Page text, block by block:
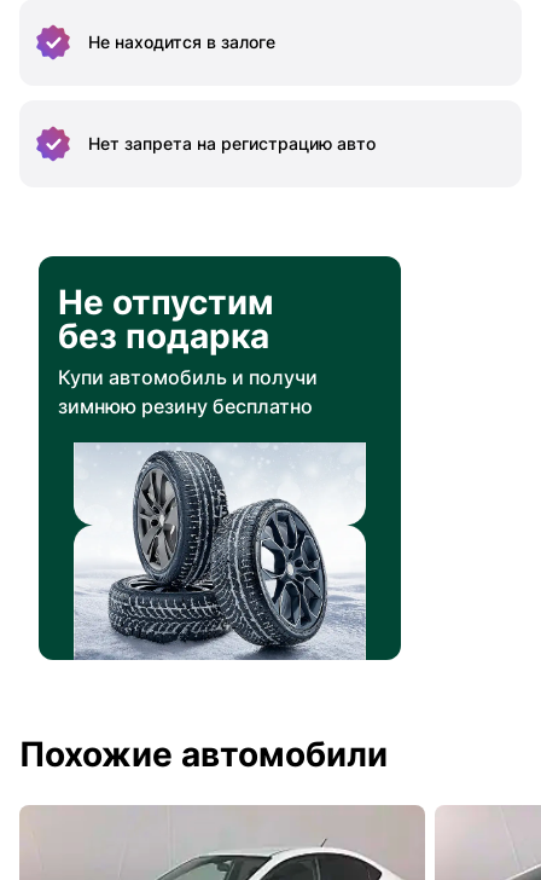
Не находится в залоге
Нет запрета на регистрацию авто
Не отпустим
без подарка
Купи автомобиль и получи
зимнюю резину бесплатно
Похожие автомобили